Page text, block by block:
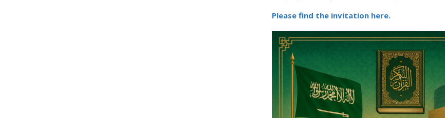
Please find the invitation here.